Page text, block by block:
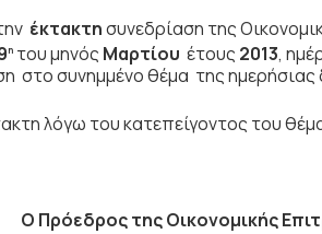
έκτακτησυνεδρίαση της
η του μηνός Μαρτίου έτους 2013,
στο συνημμένο θέμα της ημερήσιας
λόγω του κατεπείγοντος του
Ο Πρόεδροςτης Οικονομικής